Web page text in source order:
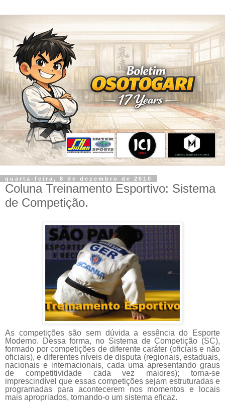
quarta-feira, 8 de dezembro de 2010
Coluna Treinamento Esportivo: Sistema
de Competição.
As competições são sem dúvida a essência do Esporte
Moderno. Dessa forma, no Sistema de Competição (SC),
formado por competições de diferente caráter (oficiais e não
oficiais), e diferentes níveis de disputa (regionais, estaduais,
nacionais e internacionais, cada uma apresentando graus
de competitividade cada vez maiores); torna-se
imprescindível que essas competições sejam estruturadas e
programadas para acontecerem nos momentos e locais
mais apropriados, tornando-o um sistema eficaz.